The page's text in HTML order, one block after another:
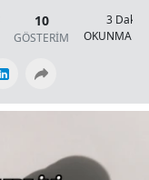
10
GÖSTERİM
3 Dakika
OKUNMA